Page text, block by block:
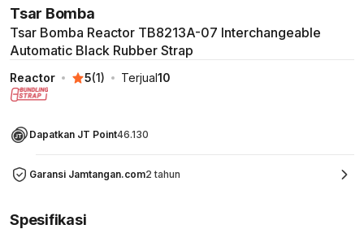
Tsar Bomba
Tsar Bomba Reactor TB8213A-07 Interchangeable
Automatic Black Rubber Strap
Reactor 5(1) Terjual10
Dapatkan JT Point46.130
Garansi Jamtangan.com2 tahun
Spesifikasi